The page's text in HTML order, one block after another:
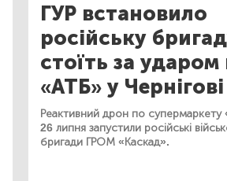
ГУР встановило
російську
стоїть за ударом
«АТБ» у Чернігові
Реактивний дрон по супермаркету
26 липня запустили російські
бригади ГРОМ «Каскад».